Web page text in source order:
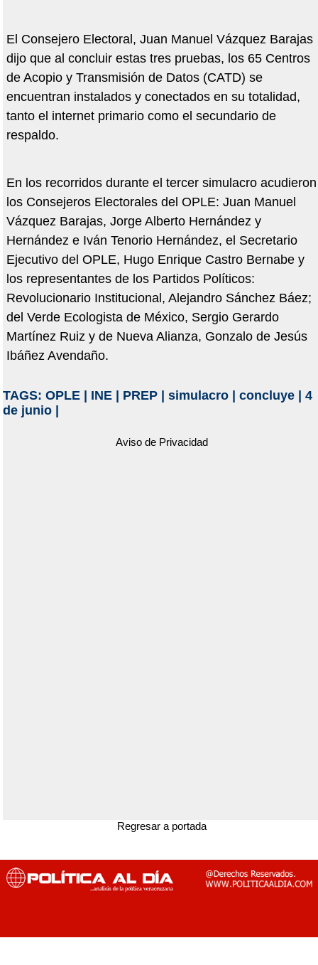
El Consejero Electoral, Juan Manuel Vázquez Barajas
dijo que al concluir estas tres pruebas, los 65 Centros
de Acopio y Transmisión de Datos (CATD) se
encuentran instalados y conectados en su totalidad,
tanto el internet primario como el secundario de
respaldo.
En los recorridos durante el tercer simulacro acudieron
los Consejeros Electorales del OPLE: Juan Manuel
Vázquez Barajas, Jorge Alberto Hernández y
Hernández e Iván Tenorio Hernández, el Secretario
Ejecutivo del OPLE, Hugo Enrique Castro Bernabe y
los representantes de los Partidos Políticos:
Revolucionario Institucional, Alejandro Sánchez Báez;
del Verde Ecologista de México, Sergio Gerardo
Martínez Ruiz y de Nueva Alianza, Gonzalo de Jesús
Ibáñez Avendaño.
TAGS: OPLE| INE| PREP| simulacro| concluye| 4
de junio|
Aviso de Privacidad
Regresar a portada